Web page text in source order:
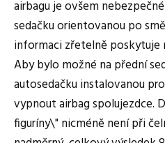
airbagu je ovšem
sedačku orientovanou po
informaci zřetelně
Aby bylo možné na přední
autosedačku instalovanou
vypnout airbag spolujezdce.
figuríny\" nicméně není při